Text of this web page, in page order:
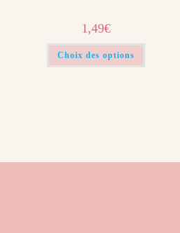
1,49€
Choix des options
page